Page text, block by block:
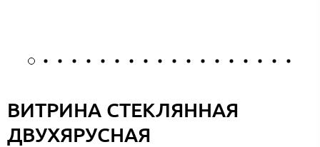
ВИТРИНА СТЕКЛЯННАЯ
ДВУХЯРУСНАЯ